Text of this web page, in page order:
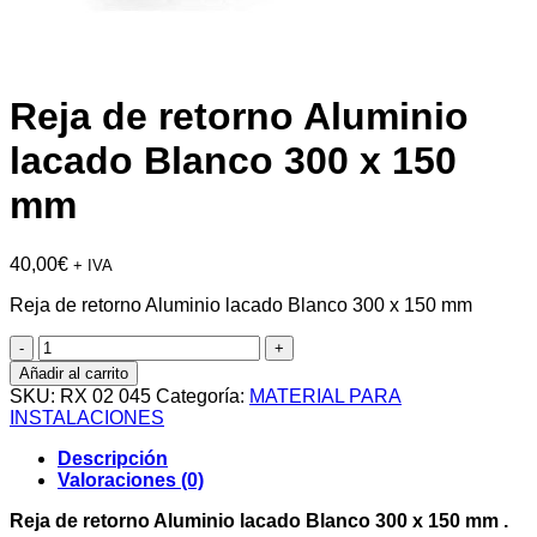
Reja de retorno Aluminio
lacado Blanco 300 x 150
mm
40,00€ + IVA
Reja de retorno Aluminio lacado Blanco 300 x 150 mm
Reja
de
retorno
Aluminio
lacado
Blanco
300
150
Añadir al carrito
SKU: RX 02 045 Categoría: MATERIAL PARA
INSTALACIONES
Descripción
Valoraciones (0)
Reja de retorno Aluminio lacado Blanco 300 x 150 mm .